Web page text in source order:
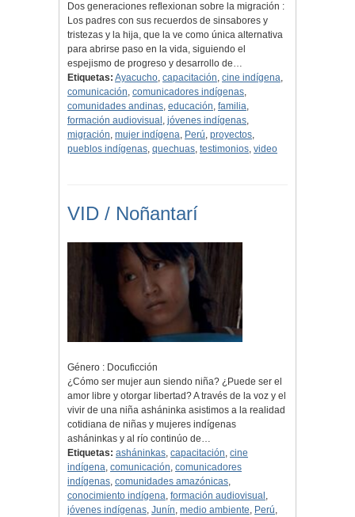
Dos generaciones reflexionan sobre la migración :
Los padres con sus recuerdos de sinsabores y
tristezas y la hija, que la ve como única alternativa
para abrirse paso en la vida, siguiendo el
espejismo de progreso y desarrollo de…
Etiquetas: Ayacucho, capacitación, cine indígena,
comunicación, comunicadores indígenas,
comunidades andinas, educación, familia,
formación audiovisual , jóvenes indígenas,
migración, mujer indígena, Perú, proyectos,
pueblos indígenas, quechuas, testimonios, video
VID / Noñantarí
Género : Docuficción
¿Cómo ser mujer aun siendo niña? ¿Puede ser el
amor libre y otorgar libertad? A través de la voz y el
vivir de una niña asháninka asistimos a la realidad
cotidiana de niñas y mujeres indígenas
asháninkas y al río continúo de…
Etiquetas: asháninkas, capacitación, cine
indígena, comunicación, comunicadores
indígenas, comunidades amazónicas,
conocimiento indígena, formación audiovisual ,
jóvenes indígenas, Junín, medio ambiente, Perú,